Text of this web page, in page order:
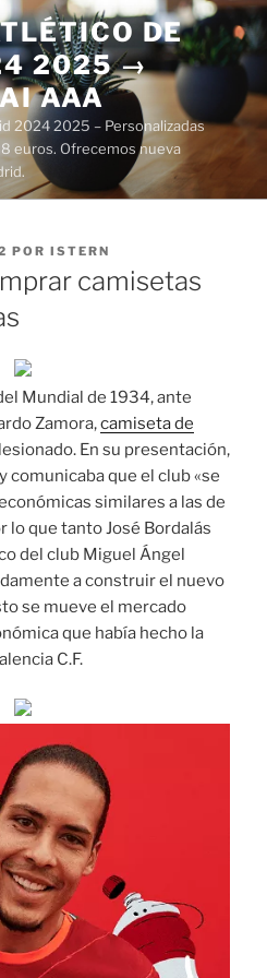
DE
2025 →
AAA
2024 2025 – Personalizadas
euros. Ofrecemos nueva
POR ISTERN
camisetas
Mundial de 1934, ante
Zamora,camiseta de
En su presentación,
que el club «se
similares a las de
lo que tanto José Bordalás
del club Miguel Ángel
a construir el nuevo
se mueve el mercado
que había hecho la
C.F.